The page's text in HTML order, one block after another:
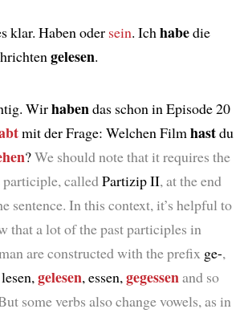
klar. Haben oder sein. Ichhabedie
gelesen.
Wirhabendas schon in Episode 20
mit der Frage: Welchen Filmhastdu
?We should note that it requires the
participle, calledPartizip II, at the end
sentence. In this context, it’s helpful to
that a lot of the past participles in
are constructed with the prefixge-,
gelesen, essen,gegessenand so
some verbs also change vowels, as in